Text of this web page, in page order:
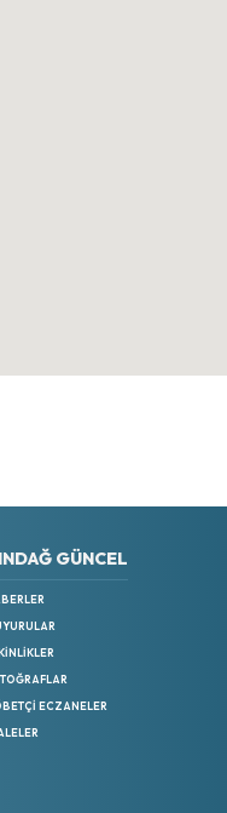
GÜNCEL
ECZANELER